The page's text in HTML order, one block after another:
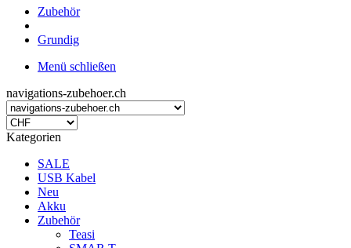
Zubehör
Grundig
Menü schließen
navigations-zubehoer.ch
Kategorien
SALE
USB Kabel
Neu
Akku
Zubehör
Teasi